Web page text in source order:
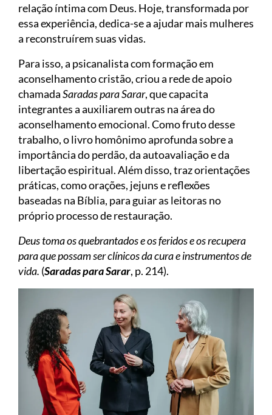
relação íntima com Deus. Hoje, transformada por
essa experiência, dedica-se a ajudar mais mulheres
a reconstruírem suas vidas.
Para isso, a psicanalista com formação em
aconselhamento cristão, criou a rede de apoio
chamadaSaradas para Sarar, que capacita
integrantes a auxiliarem outras na área do
aconselhamento emocional. Como fruto desse
trabalho, o livro homônimo aprofunda sobre a
importância do perdão, da autoavaliação e da
libertação espiritual. Além disso, traz orientações
práticas, como orações, jejuns e reflexões
baseadas na Bíblia, para guiar as leitoras no
próprio processo de restauração.
Deus toma os quebrantados e os feridos e os recupera
para que possam ser clínicos da cura e instrumentos de
vida. (Saradas para Sarar, p. 214).